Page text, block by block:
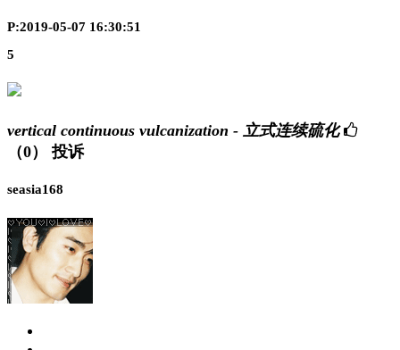
P:2019-05-07 16:30:51
5
vertical continuous vulcanization - 立式连续硫化
（0）
投诉
seasia168